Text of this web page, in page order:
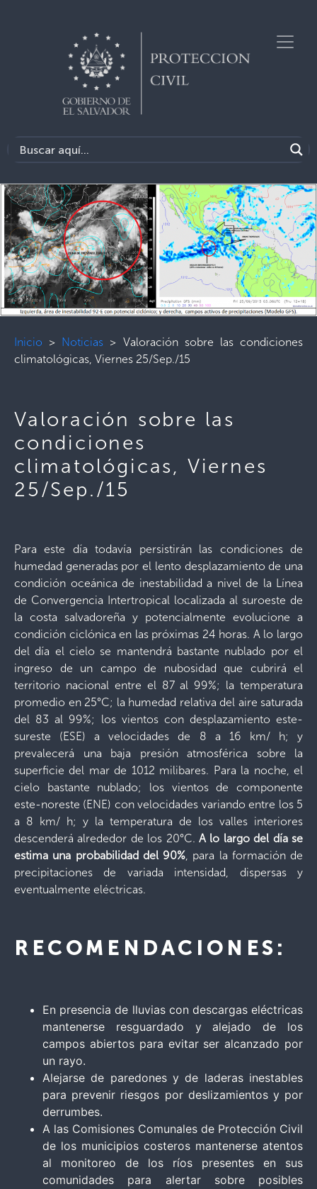
Inicio > Noticias > Valoración sobre las condiciones
climatológicas, Viernes 25/Sep./15
Valoración sobre las
condiciones
climatológicas, Viernes
25/Sep./15
Para este día todavía persistirán las condiciones de
humedad generadas por el lento desplazamiento de una
condición oceánica de inestabilidad a nivel de la Línea
de Convergencia Intertropical localizada al suroeste de
la costa salvadoreña y potencialmente evolucione a
condición ciclónica en las próximas 24 horas. A lo largo
del día el cielo se mantendrá bastante nublado por el
ingreso de un campo de nubosidad que cubrirá el
territorio nacional entre el 87 al 99%; la temperatura
promedio en 25°C; la humedad relativa del aire saturada
del 83 al 99%; los vientos con desplazamiento este-
sureste (ESE) a velocidades de 8 a 16 km/ h; y
prevalecerá una baja presión atmosférica sobre la
superficie del mar de 1012 milibares. Para la noche, el
cielo bastante nublado; los vientos de componente
este-noreste (ENE) con velocidades variando entre los 5
a 8 km/ h; y la temperatura de los valles interiores
descenderá alrededor de los 20°C. A lo largo del día se
estima una probabilidad del 90%, para la formación de
precipitaciones de variada intensidad, dispersas y
eventualmente eléctricas.
RECOMENDACIONES:
En presencia de lluvias con descargas eléctricas
mantenerse resguardado y alejado de los
campos abiertos para evitar ser alcanzado por
un rayo.
Alejarse de paredones y de laderas inestables
para prevenir riesgos por deslizamientos y por
derrumbes.
A las Comisiones Comunales de Protección Civil
de los municipios costeros mantenerse atentos
al monitoreo de los ríos presentes en sus
comunidades para alertar sobre posibles